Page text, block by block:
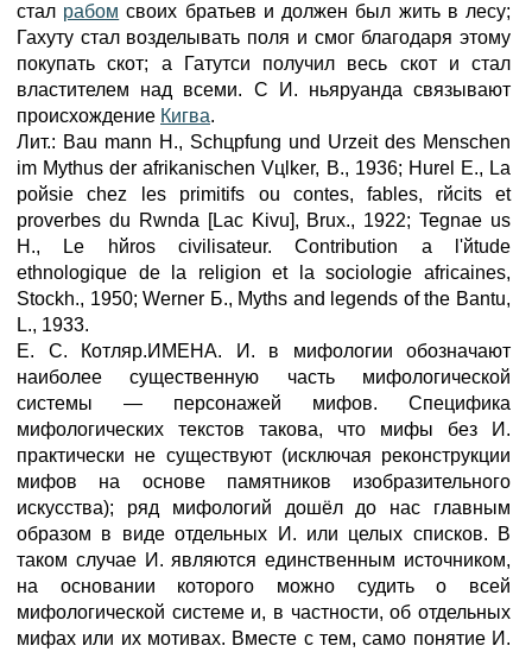
стал рабом своих братьев и должен был жить в лесу;
Гахуту стал возделывать поля и смог благодаря этому
покупать скот; а Гатутси получил весь скот и стал
властителем над всеми. С И. ньяруанда связывают
происхождение Кигва.
Лит.: Bau mann H., Schцpfung und Urzeit des Menschen
im Mythus der afrikanischen Vцlker, В., 1936; Hurel E., La
poйsie chez les primitifs ou contes, fables, rйcits et
proverbes du Rwnda [Lac Kivu], Brux., 1922; Tegnае us
H., Le hйros civilisateur. Contribution а l'йtude
ethnologique de la religion et la sociologie africaines,
Stockh., 1950; Werner Б., Myths and legends of the Bantu,
L., 1933.
E. С. Котляр.ИМЕНА. И. в мифологии обозначают
наиболее существенную часть мифологической
системы — персонажей мифов. Специфика
мифологических текстов такова, что мифы без И.
практически не существуют (исключая реконструкции
мифов на основе памятников изобразительного
искусства); ряд мифологий дошёл до нас главным
образом в виде отдельных И. или целых списков. В
таком случае И. являются единственным источником,
на основании которого можно судить о всей
мифологической системе и, в частности, об отдельных
мифах или их мотивах. Вместе с тем, само понятие И.